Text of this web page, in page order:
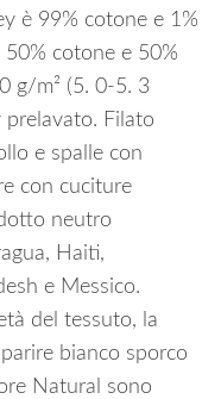
è 99% cotone e 1%
cotone e 50%
g/m² (5. 0-5. 3
prelavato. Filato
e spalle con
con cuciture
neutro
Haiti,
e Messico.
del tessuto, la
bianco sporco
Natural sono